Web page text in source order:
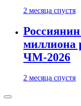
2 месяца спустя
миллиона
ЧМ-2026
2 месяца спустя